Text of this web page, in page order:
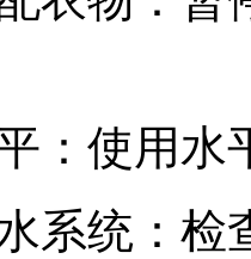
使用水
统：检